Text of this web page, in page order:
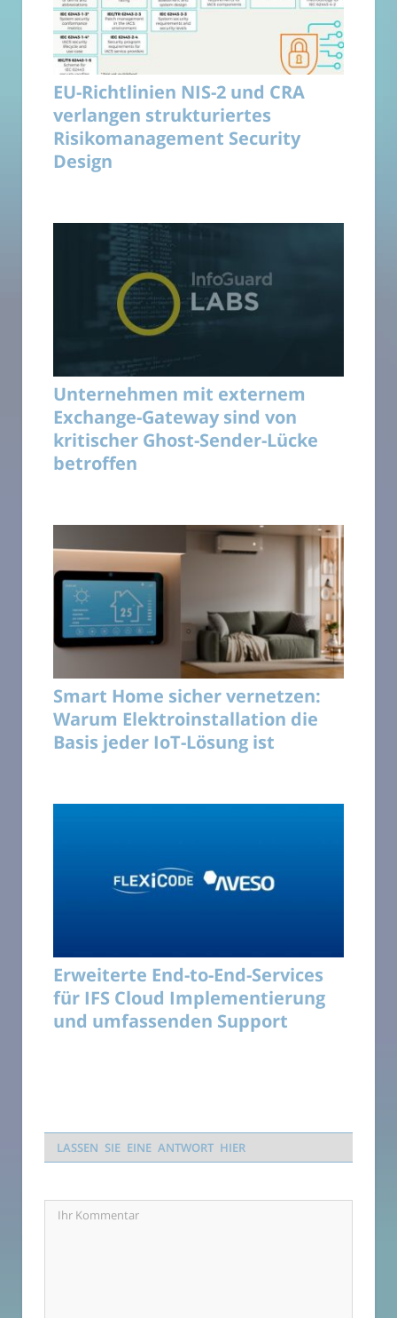
EU-Richtlinien NIS-2 und CRA
verlangen strukturiertes
Risikomanagement Security
Design
Unternehmen mit externem
Exchange-Gateway sind von
kritischer Ghost-Sender-Lücke
betroffen
Smart Home sicher vernetzen:
Warum Elektroinstallation die
Basis jeder IoT-Lösung ist
Erweiterte End-to-End-Services
für IFS Cloud Implementierung
und umfassenden Support
LASSEN SIE EINE ANTWORT HIER